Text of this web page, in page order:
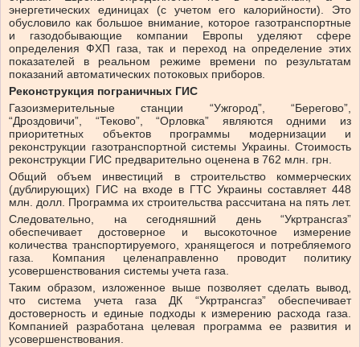
энергетических единицах (с учетом его калорийности). Это
обусловило как большое внимание, которое газотранспортные
и газодобывающие компании Европы уделяют сфере
определения ФХП газа, так и переход на определение этих
показателей в реальном режиме времени по результатам
показаний автоматических потоковых приборов.
Реконструкция пограничных ГИС
Газоизмерительные станции “Ужгород”, “Берегово”,
“Дроздовичи”, “Теково”, “Орловка” являются одними из
приоритетных объектов программы модернизации и
реконструкции газотранспортной системы Украины. Стоимость
реконструкции ГИС предварительно оценена в 762 млн. грн.
Общий объем инвестиций в строительство коммерческих
(дублирующих) ГИС на входе в ГТС Украины составляет 448
млн. долл. Программа их строительства рассчитана на пять лет.
Следовательно, на сегодняшний день “Укртрансгаз”
обеспечивает достоверное и высокоточное измерение
количества транспортируемого, хранящегося и потребляемого
газа. Компания целенаправленно проводит политику
усовершенствования системы учета газа.
Таким образом, изложенное выше позволяет сделать вывод,
что система учета газа ДК “Укртрансгаз” обеспечивает
достоверность и единые подходы к измерению расхода газа.
Компанией разработана целевая программа ее развития и
усовершенствования.